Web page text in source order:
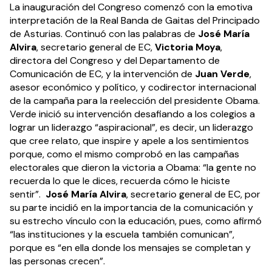
La inauguración del Congreso comenzó con la emotiva
interpretación de la Real Banda de Gaitas del Principado
de Asturias. Continuó con las palabras de José María
Alvira, secretario general de EC,Victoria Moya,
directora del Congreso y del Departamento de
Comunicación de EC, y la intervención de Juan Verde,
asesor económico y político, y codirector internacional
de la campaña para la reelección del presidente Obama.
Verde inició su intervención desafiando a los colegios a
lograr un liderazgo “aspiracional”, es decir, un liderazgo
que cree relato, que inspire y apele a los sentimientos
porque, como el mismo comprobó en las campañas
electorales que dieron la victoria a Obama: “la gente no
recuerda lo que le dices, recuerda cómo le hiciste
sentir”. José María Alvira, secretario general de EC, por
su parte incidió en la importancia de la comunicación y
su estrecho vínculo con la educación, pues, como afirmó
“las instituciones y la escuela también comunican”,
porque es “en ella donde los mensajes se completan y
las personas crecen”.